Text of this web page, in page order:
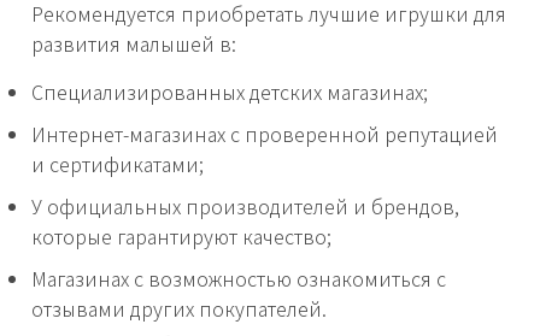
Рекомендуется приобретать лучшие игрушки для
развития малышей в:
Специализированных детских магазинах;
Интернет-магазинах с проверенной репутацией
и сертификатами;
У официальных производителей и брендов,
которые гарантируют качество;
Магазинах с возможностью ознакомиться с
отзывами других покупателей.